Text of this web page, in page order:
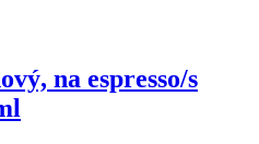
na espresso/s